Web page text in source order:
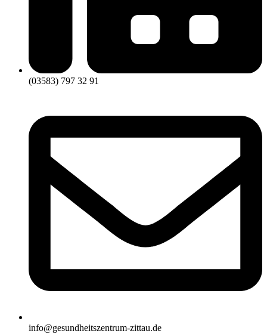
(03583) 797 32 91
info@gesundheitszentrum-zittau.de